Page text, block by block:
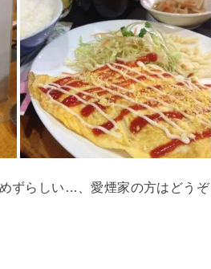
ずらしい…、愛煙家の方はどうぞ